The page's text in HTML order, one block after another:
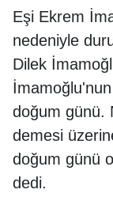
Eşi Ekrem
nedeniyle
Dilek
doğum günü.
demesi
doğum günü
dedi.